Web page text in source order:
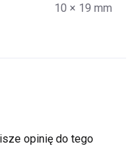
10 × 19 mm
opinię do tego